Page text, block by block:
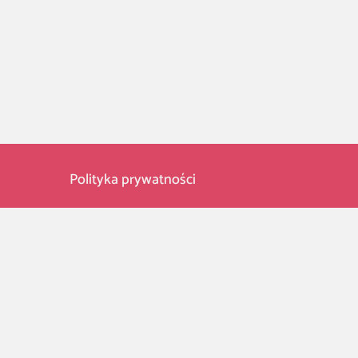
Polityka prywatności